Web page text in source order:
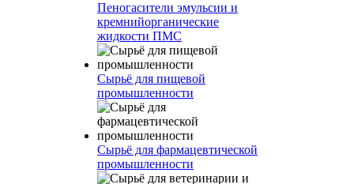
Пеногасители эмульсии и
кремнийорганические
жидкости ПМС
Сырьё для пищевой
промышленности
Сырьё для фармацевтической
промышленности